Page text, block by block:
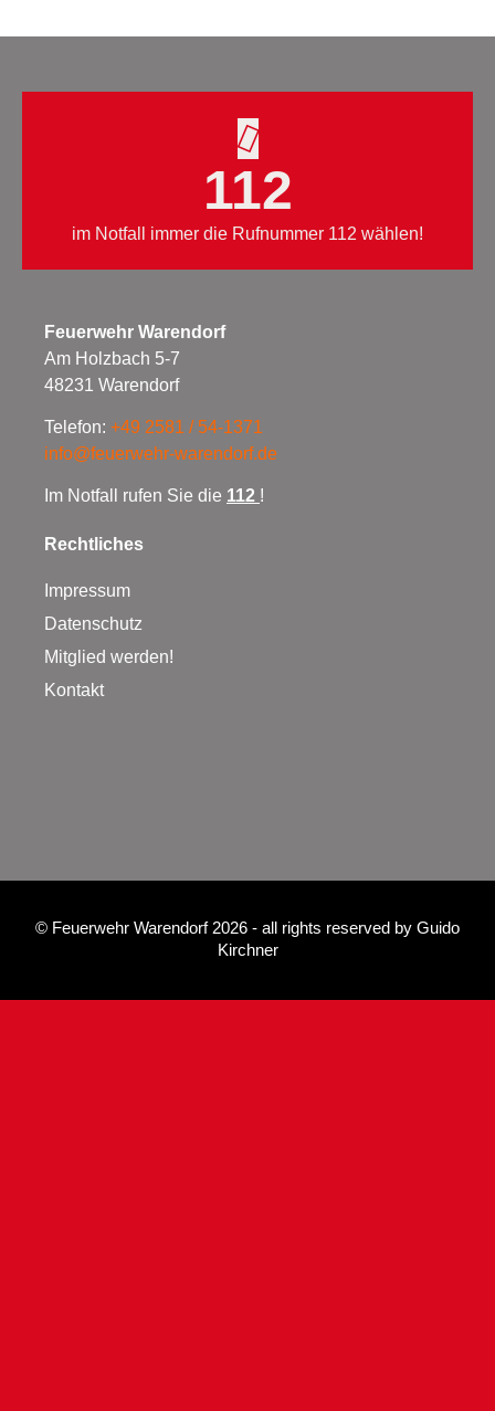
112
im Notfall immer die Rufnummer 112 wählen!
Feuerwehr Warendorf
Am Holzbach 5-7
48231 Warendorf
Telefon: +49 2581 / 54-1371
info@feuerwehr-warendorf.de
Im Notfall rufen Sie die 112 !
Rechtliches
Impressum
Datenschutz
Mitglied werden!
Kontakt
© Feuerwehr Warendorf 2026 - all rights reserved by Guido
Kirchner